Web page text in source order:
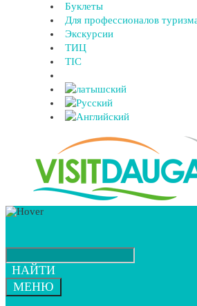
Буклеты
Для профессионалов
Экскурсии
ТИЦ
TIC
НАЙТИ
МЕНЮ